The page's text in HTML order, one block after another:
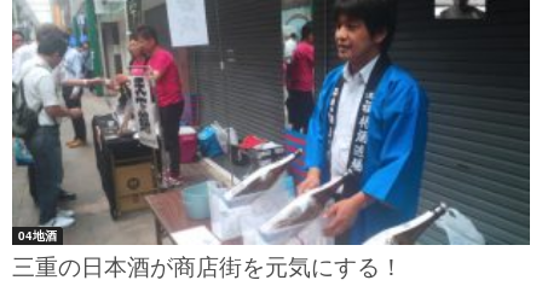
04地酒
三重の日本酒が商店街を元気にする！